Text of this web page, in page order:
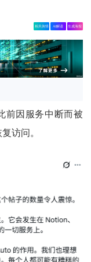
相关舆情 AI解读 生成海报
前因服务中断而被
访问。